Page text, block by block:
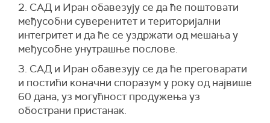
2. САД и Иран обавезују се да ће поштовати
међусобни суверенитет и територијални
интегритет и да ће се уздржати од мешања у
међусобне унутрашње послове.
3. САД и Иран обавезују се да ће преговарати
и постићи коначни споразум у року од највише
60 дана, уз могућност продужења уз
обострани пристанак.